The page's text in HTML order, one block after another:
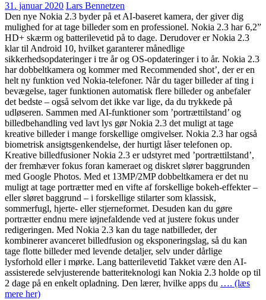
31. januar 2020 Lars Bennetzen
Den nye Nokia 2.3 byder på et AI-baseret kamera, der giver dig
mulighed for at tage billeder som en professionel. Nokia 2.3 har 6,2”
HD+ skærm og batterilevetid på to dage. Derudover er Nokia 2.3
klar til Android 10, hvilket garanterer månedlige
sikkerhedsopdateringer i tre år og OS-opdateringer i to år. Nokia 2.3
har dobbeltkamera og kommer med Recommended shot’, der er en
helt ny funktion ved Nokia-telefoner. Når du tager billeder af ting i
bevægelse, tager funktionen automatisk flere billeder og anbefaler
det bedste – også selvom det ikke var lige, da du trykkede på
udløseren. Sammen med AI-funktioner som ’portrættilstand’ og
billedbehandling ved lavt lys gør Nokia 2.3 det muligt at tage
kreative billeder i mange forskellige omgivelser. Nokia 2.3 har også
biometrisk ansigtsgenkendelse, der hurtigt låser telefonen op.
Kreative billedfusioner Nokia 2.3 er udstyret med ’portrættilstand’,
der fremhæver fokus foran kameraet og diskret slører baggrunden
med Google Photos. Med et 13MP/2MP dobbeltkamera er det nu
muligt at tage portrætter med en vifte af forskellige bokeh-effekter –
eller sløret baggrund – i forskellige stilarter som klassisk,
sommerfugl, hjerte- eller stjerneformet. Desuden kan du gøre
portrætter endnu mere iøjnefaldende ved at justere fokus under
redigeringen. Med Nokia 2.3 kan du tage natbilleder, der
kombinerer avanceret billedfusion og eksponeringslag, så du kan
tage flotte billeder med levende detaljer, selv under dårlige
lysforhold eller i mørke. Lang batterilevetid Takket være den AI-
assisterede selvjusterende batteriteknologi kan Nokia 2.3 holde op til
2 dage på en enkelt opladning. Den lærer, hvilke apps du …. (læs
mere her)